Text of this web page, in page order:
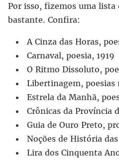
Por isso, fizemos uma lista
bastante. Confira:
A Cinza das Horas,
Carnaval, poesia, 1919
O Ritmo Dissoluto,
Libertinagem, poesias
Estrela da Manhã,
Crônicas da Província
Guia de Ouro Preto,
Noções de História
Lira dos Cinquenta